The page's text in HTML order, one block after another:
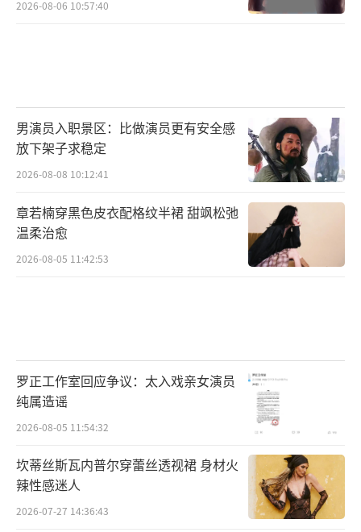
earwater Revival（1969）
应声响起。听上去是一首节奏轻快的歌，但歌
词其实讲了厄运的到来，一只坏月亮爬上来，
预示着世界末日即将到来，也暗示着骷髅岛上
会发生惨烈的大战。
《Ziggy Stardust》 by David Bowie
（1972）
在岛上住了快30年的二战老兵听到后略带嫌弃
的问，“这是哪门子音乐？”随后年轻人告诉
这位时间穿越者，“这就是新声音。”
《Run Through the Jungle》 by Cree
dence Clearwater Revival（1970）
抖森小分队前往集合点，美景背后却暗藏
2026-08-06 10:57:40
男演员入职景区：比做演员更有安全感
放下架子求稳定
2026-08-08 10:12:41
章若楠穿黑色皮衣配格纹半裙 甜飒松弛
温柔治愈
2026-08-05 11:42:53
罗正工作室回应争议：太入戏亲女演员
纯属造谣
2026-08-05 11:54:32
坎蒂丝斯瓦内普尔穿蕾丝透视裙 身材火
辣性感迷人
2026-07-27 14:36:43